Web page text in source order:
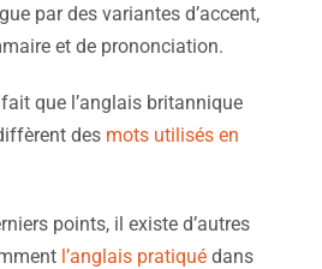
par des variantes d’accent,
et de prononciation.
que l’anglais britannique
des mots utilisés en
points, il existe d’autres
l’anglais pratiqué dans